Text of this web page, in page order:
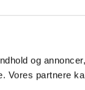
og
Vores partnere